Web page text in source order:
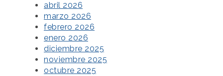
abril 2026
marzo 2026
febrero 2026
enero 2026
diciembre 2025
noviembre 2025
octubre 2025